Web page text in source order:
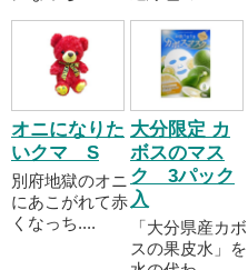
オニになりた
いクマ S
別府地獄のオニ
にあこがれて赤
くなっち....
大分限定 カ
ボスのマス
ク 3パック
入
「大分県産カボ
スの果皮水」を